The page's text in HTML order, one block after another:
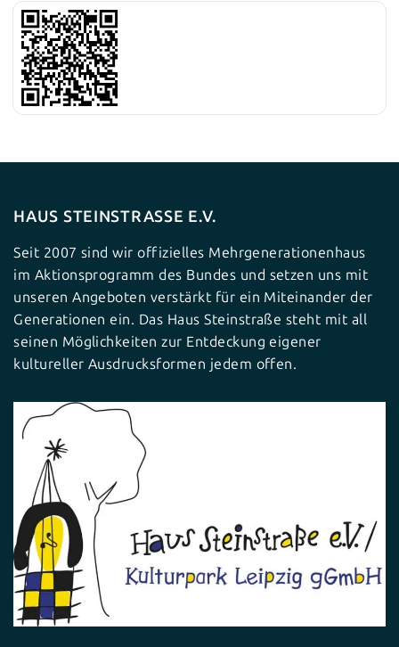
HAUS STEINSTRASSE E.V.
Seit 2007 sind wir offizielles Mehrgenerationenhaus
im Aktionsprogramm des Bundes und setzen uns mit
unseren Angeboten verstärkt für ein Miteinander der
Generationen ein. Das Haus Steinstraße steht mit all
seinen Möglichkeiten zur Entdeckung eigener
kultureller Ausdrucksformen jedem offen.